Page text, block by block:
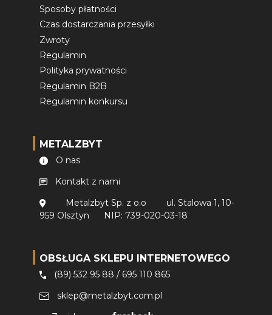
Sposoby płatności
Czas dostarczania przesyłki
Zwroty
Regulamin
Polityka prywatności
Regulamin B2B
Regulamin konkursu
METALZBYT
O nas
Kontakt z nami
Metalzbyt Sp. z o.o
ul. Stalowa 1, 10-
959 Olsztyn
NIP: 739-020-03-18
OBSŁUGA SKLEPU INTERNETOWEGO
(89) 532 95 88 / 695 110 865
sklep@metalzbyt.com.pl